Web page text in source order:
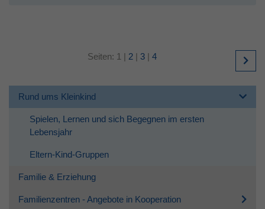
Seiten: 1 | 2 | 3 | 4
Rund ums Kleinkind
Spielen, Lernen und sich Begegnen im ersten
Lebensjahr
Eltern-Kind-Gruppen
Familie & Erziehung
Familienzentren - Angebote in Kooperation